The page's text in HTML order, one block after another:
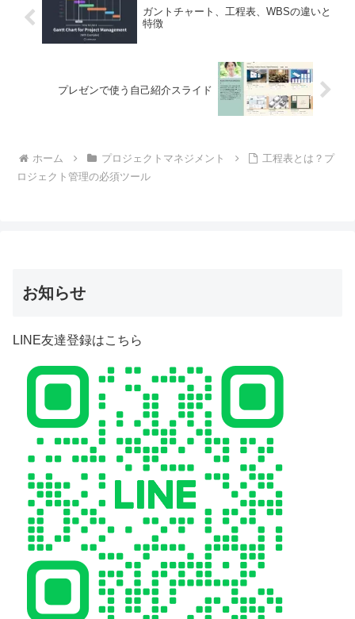
ガントチャート、工程表、WBSの違いと
特徴
プレゼンで使う自己紹介スライド
ホーム プロジェクトマネジメント
工程表とは？プ
ロジェクト管理の必須ツール
お知らせ
LINE友達登録はこちら